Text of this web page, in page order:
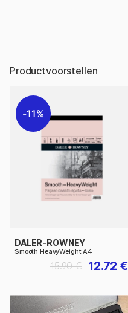
Productvoorstellen
11%
DALER-ROWNEY
Smooth HeavyWeight A4
12.72 €
15.90 €